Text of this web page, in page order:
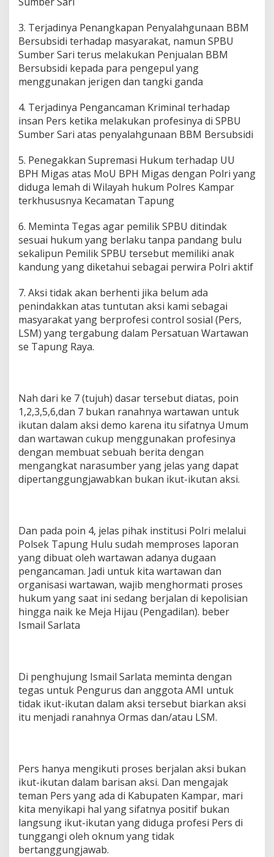
3. Terjadinya Penangkapan Penyalahgunaan BBM
Bersubsidi terhadap masyarakat, namun SPBU
Sumber Sari terus melakukan Penjualan BBM
Bersubsidi kepada para pengepul yang
menggunakan jerigen dan tangki ganda
4. Terjadinya Pengancaman Kriminal terhadap
insan Pers ketika melakukan profesinya di SPBU
Sumber Sari atas penyalahgunaan BBM Bersubsidi
5. Penegakkan Supremasi Hukum terhadap UU
BPH Migas atas MoU BPH Migas dengan Polri yang
diduga lemah di Wilayah hukum Polres Kampar
terkhususnya Kecamatan Tapung
6. Meminta Tegas agar pemilik SPBU ditindak
sesuai hukum yang berlaku tanpa pandang bulu
sekalipun Pemilik SPBU tersebut memiliki anak
kandung yang diketahui sebagai perwira Polri aktif
7. Aksi tidak akan berhenti jika belum ada
penindakkan atas tuntutan aksi kami sebagai
masyarakat yang berprofesi control sosial (Pers,
LSM) yang tergabung dalam Persatuan Wartawan
se Tapung Raya.
Nah dari ke 7 (tujuh) dasar tersebut diatas, poin
1,2,3,5,6,dan 7 bukan ranahnya wartawan untuk
ikutan dalam aksi demo karena itu sifatnya Umum
dan wartawan cukup menggunakan profesinya
dengan membuat sebuah berita dengan
mengangkat narasumber yang jelas yang dapat
dipertanggungjawabkan bukan ikut-ikutan aksi.
Dan pada poin 4, jelas pihak institusi Polri melalui
Polsek Tapung Hulu sudah memproses laporan
yang dibuat oleh wartawan adanya dugaan
pengancaman. Jadi untuk kita wartawan dan
organisasi wartawan, wajib menghormati proses
hukum yang saat ini sedang berjalan di kepolisian
hingga naik ke Meja Hijau (Pengadilan). beber
Ismail Sarlata
Di penghujung Ismail Sarlata meminta dengan
tegas untuk Pengurus dan anggota AMI untuk
tidak ikut-ikutan dalam aksi tersebut biarkan aksi
itu menjadi ranahnya Ormas dan/atau LSM.
Pers hanya mengikuti proses berjalan aksi bukan
ikut-ikutan dalam barisan aksi. Dan mengajak
teman Pers yang ada di Kabupaten Kampar, mari
kita menyikapi hal yang sifatnya positif bukan
langsung ikut-ikutan yang diduga profesi Pers di
tunggangi oleh oknum yang tidak
bertanggungjawab.